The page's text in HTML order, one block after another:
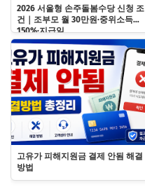
2026 서울형 손주돌봄수당 신청 조
건｜조부모 월 30만원·중위소득
150%·지급일
고유가 피해지원금 결제 안됨 해결
방법